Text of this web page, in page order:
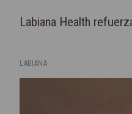
Labiana Health
LABIANA